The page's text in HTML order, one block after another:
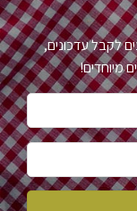
לקבל עדכונים,
מיוחדים!